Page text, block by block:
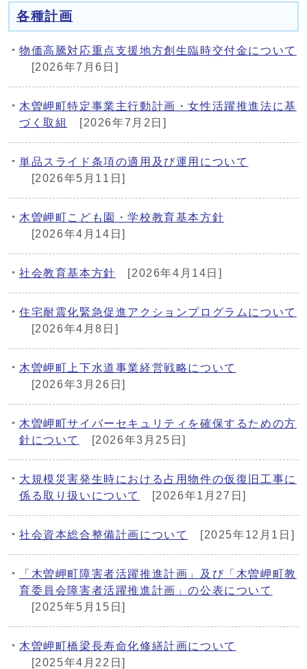
各種計画
物価高騰対応重点支援地方創生臨時交付金について
[2026年7月6日]
木曽岬町特定事業主行動計画・女性活躍推進法に基
づく取組
[2026年7月2日]
単品スライド条項の適用及び運用について
[2026年5月11日]
木曽岬町こども園・学校教育基本方針
[2026年4月14日]
社会教育基本方針 [2026年4月14日]
住宅耐震化緊急促進アクションプログラムについて
[2026年4月8日]
木曽岬町上下水道事業経営戦略について
[2026年3月26日]
木曽岬町サイバーセキュリティを確保するための方
針について
[2026年3月25日]
大規模災害発生時における占用物件の仮復旧工事に
係る取り扱いについて
[2026年1月27日]
社会資本総合整備計画について [2025年12月1日]
「木曽岬町障害者活躍推進計画」及び「木曽岬町教
育委員会障害者活躍推進計画」の公表について
[2025年5月15日]
木曽岬町橋梁長寿命化修繕計画について
[2025年4月22日]